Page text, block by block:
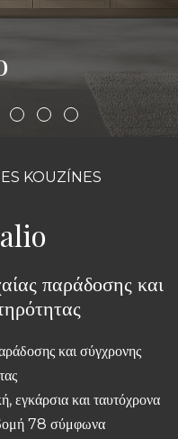
KOUZÍNES
παράδοσης και
και σύγχρονης
εγκάρσια και ταυτόχρονα
78 σύμφωνα